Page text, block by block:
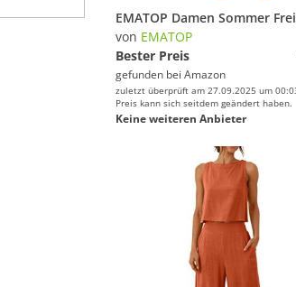
von EMATOP
Bester Preis
gefunden bei Amazon
zuletzt überprüft am 27.09.2025 um
Preis kann sich seitdem geändert haben.
Keine weiteren Anbieter